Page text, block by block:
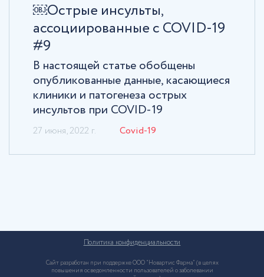
￼Острые инсульты,
ассоциированные с COVID-19
#9
В настоящей статье обобщены
опубликованные данные, касающиеся
клиники и патогенеза острых
инсультов при COVID-19
27 июня, 2022 г. Сovid-19
Сайт разработан при поддержке ООО “Новартис Фарма” (в целях
повышения осведомленности пользователей о заболевании
Политика конфиденциальности